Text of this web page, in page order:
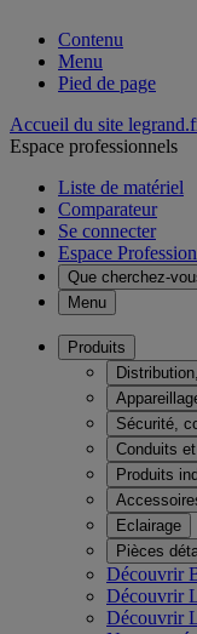
Contenu
Menu
Pied de page
Accueil du site
Espace professionnels
Liste de matériel
Comparateur
Se connecter
Espace
Que cherchez-
Menu
Produits
Sécurité,
Conduits
Produits
Eclairage
Pièces
Découvrir
Découvrir
Découvrir